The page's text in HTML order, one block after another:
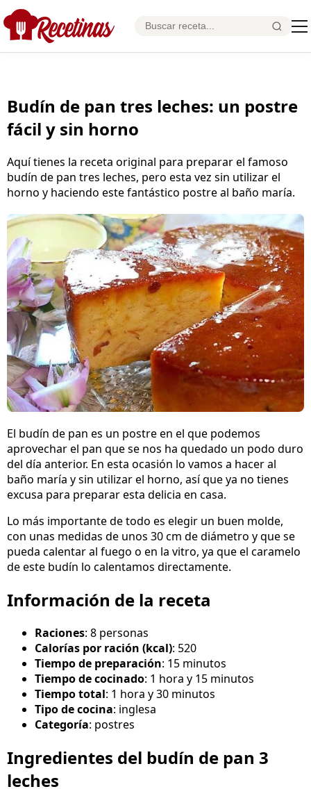
Budín de pan tres leches: un postre
fácil y sin horno
Aquí tienes la receta original para preparar el famoso
budín de pan tres leches, pero esta vez sin utilizar el
horno y haciendo este fantástico postre al baño maría.
El budín de pan es un postre en el que podemos
aprovechar el pan que se nos ha quedado un podo duro
del día anterior. En esta ocasión lo vamos a hacer al
baño maría y sin utilizar el horno, así que ya no tienes
excusa para preparar esta delicia en casa.
Lo más importante de todo es elegir un buen molde,
con unas medidas de unos 30 cm de diámetro y que se
pueda calentar al fuego o en la vitro, ya que el caramelo
de este budín lo calentamos directamente.
Información de la receta
Raciones: 8 personas
Calorías por ración (kcal): 520
Tiempo de preparación: 15 minutos
Tiempo de cocinado: 1 hora y 15 minutos
Tiempo total: 1 hora y 30 minutos
Tipo de cocina: inglesa
Categoría: postres
Ingredientes del budín de pan 3
leches